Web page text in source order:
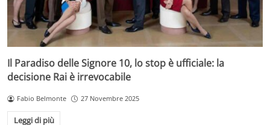
Il Paradiso delle Signore 10, lo stop è ufficiale: la
decisione Rai è irrevocabile
Fabio Belmonte 27 Novembre 2025
Leggi di più